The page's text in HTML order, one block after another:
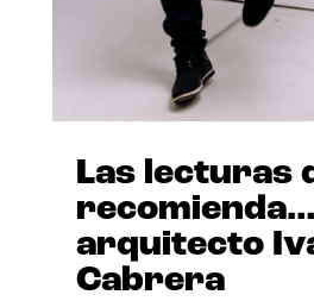
Las lecturas
arquitecto
Cabrera